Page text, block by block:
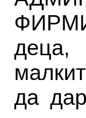
деца,
да